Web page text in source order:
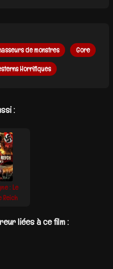
de monstres Gore
Horrifiques
:
: Le
Reich
liées à ce film :